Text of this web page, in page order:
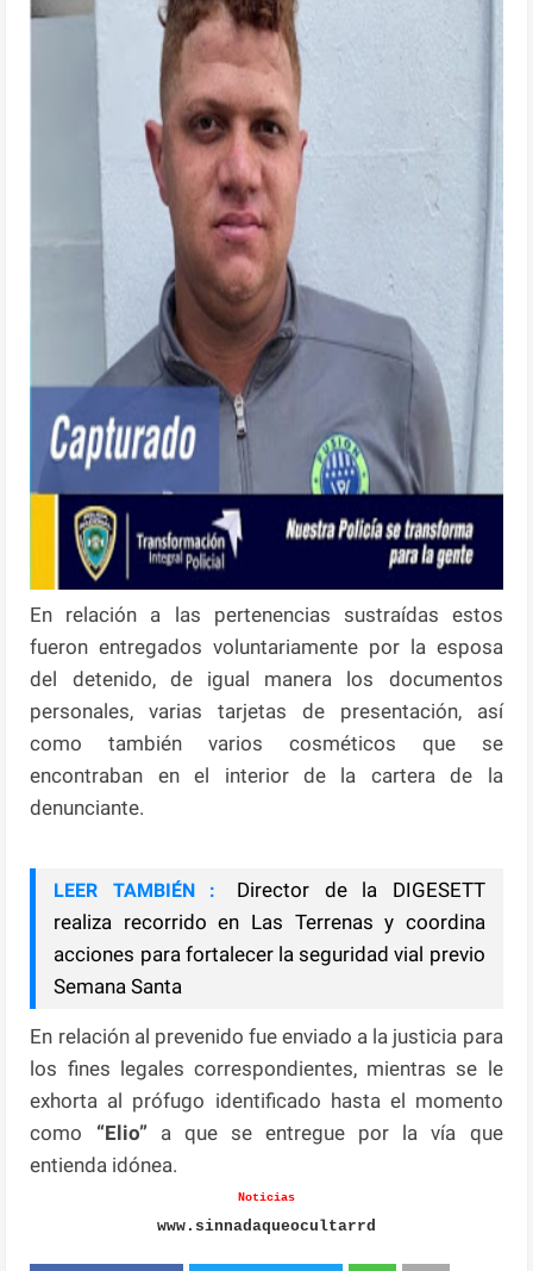
En relación a las pertenencias sustraídas estos
fueron entregados voluntariamente por la esposa
del detenido, de igual manera los documentos
personales, varias tarjetas de presentación, así
como también varios cosméticos que se
encontraban en el interior de la cartera de la
denunciante.
LEER TAMBIÉN :
Director de la DIGESETT
realiza recorrido en Las Terrenas y coordina
acciones para fortalecer la seguridad vial previo
Semana Santa
En relación al prevenido fue enviado a la justicia para
los fines legales correspondientes, mientras se le
exhorta al prófugo identificado hasta el momento
como “Elio” a que se entregue por la vía que
entienda idónea.
Noticias
www.sinnadaqueocultarrd